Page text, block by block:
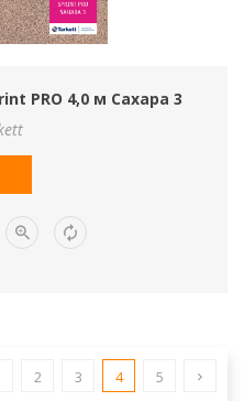
PRO 4,0 м Сахара 3
2 3 4 5